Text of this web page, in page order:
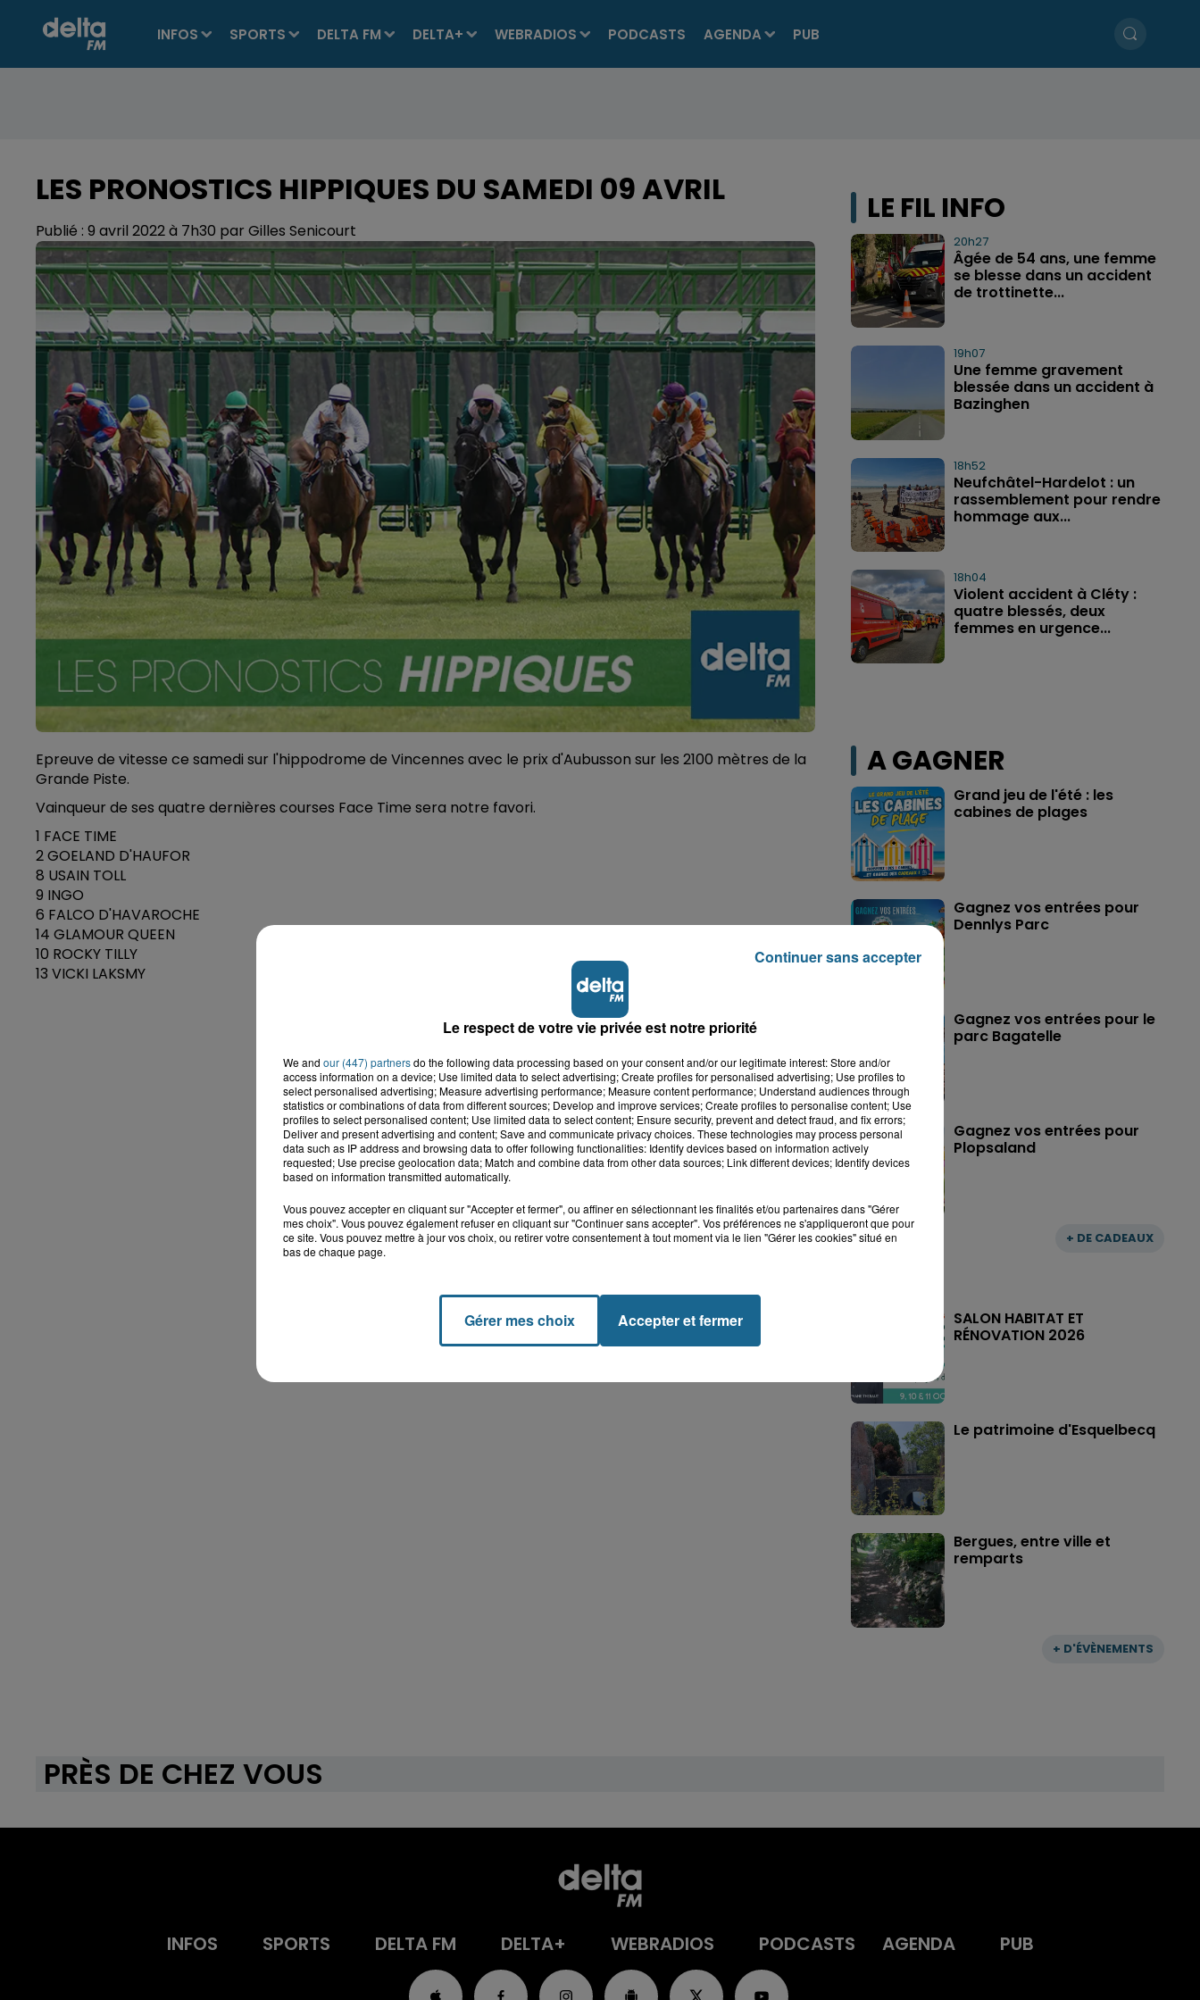
INFOS SPORTS DELTA FM DELTA+ WEBRADIOS PODCASTS AGENDA PUB
LES PRONOSTICS HIPPIQUES DU SAMEDI 09 AVRIL
Publié : 9 avril 2022 à 7h30 par Gilles Senicourt
Epreuve de vitesse ce samedi sur l'hippodrome de Vincennes avec le prix d'Aubusson sur les 2100 mètres de la
Grande Piste.
Vainqueur de ses quatre dernières courses Face Time sera notre favori.
1 FACE TIME
2 GOELAND D'HAUFOR
8 USAIN TOLL
9 INGO
6 FALCO D'HAVAROCHE
14 GLAMOUR QUEEN
10 ROCKY TILLY
13 VICKI LAKSMY
LE FIL INFO
20h27
Âgée de 54 ans, une femme
se blesse dans un accident
de trottinette...
19h07
Une femme gravement
blessée dans un accident à
Bazinghen
18h52
Neufchâtel-Hardelot : un
rassemblement pour rendre
hommage aux...
18h04
Violent accident à Cléty :
quatre blessés, deux
femmes en urgence...
A GAGNER
+ DE CADEAUX
Grand jeu de l'été : les
cabines de plages
Gagnez vos entrées pour
Dennlys Parc
Gagnez vos entrées pour le
parc Bagatelle
Gagnez vos entrées pour
Plopsaland
+ D'ÉVÈNEMENTS
SALON HABITAT ET
RÉNOVATION 2026
Le patrimoine d'Esquelbecq
Bergues, entre ville et
remparts
PRÈS DE CHEZ VOUS
INFOS SPORTS DELTA FM DELTA+ WEBRADIOS PODCASTS AGENDA PUB
Le respect de votre vie privée est notre priorité
We and our (447) partnersdo the following data processing based on your consent and/or our legitimate interest: Store and/or
access information on a device; Use limited data to select advertising; Create profiles for personalised advertising; Use profiles to
select personalised advertising; Measure advertising performance; Measure content performance; Understand audiences through
statistics or combinations of data from different sources; Develop and improve services; Create profiles to personalise content; Use
profiles to select personalised content; Use limited data to select content; Ensure security, prevent and detect fraud, and fix errors;
Deliver and present advertising and content; Save and communicate privacy choices. These technologies may process personal
data such as IP address and browsing data to offer following functionalities: Identify devices based on information actively
requested; Use precise geolocation data; Match and combine data from other data sources; Link different devices; Identify devices
based on information transmitted automatically.
Vous pouvez accepter en cliquant sur "Accepter et fermer", ou affiner en sélectionnant les finalités et/ou partenaires dans "Gérer
mes choix". Vous pouvez également refuser en cliquant sur "Continuer sans accepter". Vos préférences ne s'appliqueront que pour
ce site. Vous pouvez mettre à jour vos choix, ou retirer votre consentement à tout moment via le lien "Gérer les cookies" situé en
bas de chaque page.
Gérer mes choix Accepter et fermer
Continuer sans accepter